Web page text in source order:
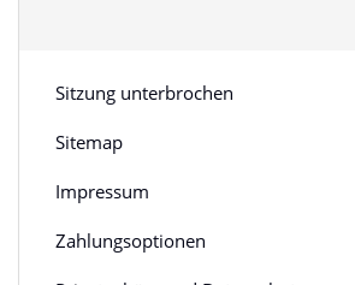
Sitzung unterbrochen
Sitemap
Impressum
Zahlungsoptionen